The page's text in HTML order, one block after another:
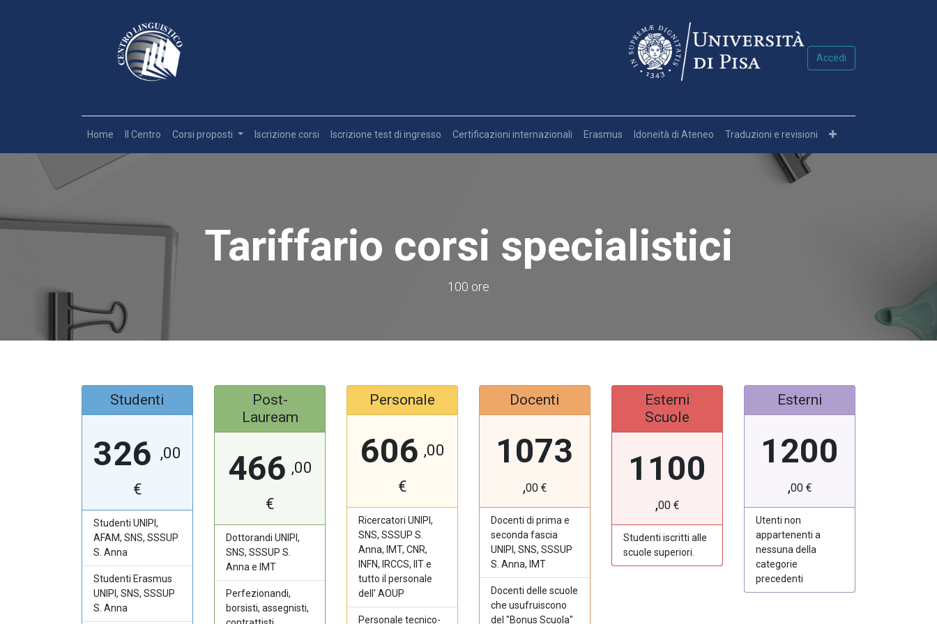
Accedi
Home Il Centro Corsi proposti Iscrizione corsi Iscrizione test di ingresso Certificazioni internazionali Erasmus Idoneità di Ateneo Traduzioni e revisioni
Tariffario corsi specialistici
100 ore
Studenti
326 ,00
€
Studenti UNIPI,
AFAM, SNS, SSSUP
S. Anna
Studenti Erasmus
UNIPI, SNS, SSSUP
S. Anna
Post-
Lauream
466 ,00
€
Dottorandi UNIPI,
SNS, SSSUP S.
Anna e IMT
Perfezionandi,
borsisti, assegnisti,
Personale
606 ,00
€
Ricercatori UNIPI,
SNS, SSSUP S.
Anna, IMT, CNR,
INFN, IRCCS, IIT e
tutto il personale
dell' AOUP
Personale tecnico-
Docenti
1073
,00 €
Docenti di prima e
seconda fascia
UNIPI, SNS, SSSUP
S. Anna, IMT
Docenti delle scuole
che usufruiscono
del "Bonus Scuola"
Esterni
Scuole
1100
,00 €
Studenti iscritti alle
scuole superiori.
Esterni
1200
,00 €
Utenti non
appartenenti a
nessuna della
categorie
precedenti